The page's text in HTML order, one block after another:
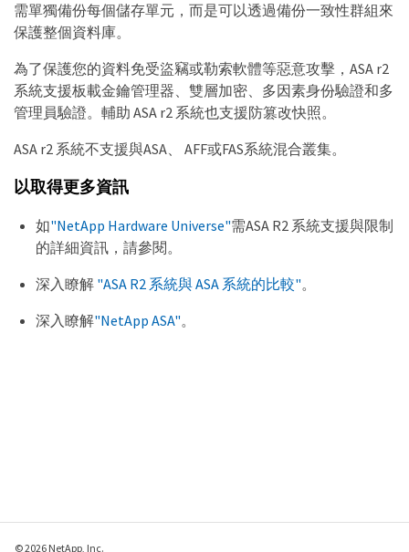
需單獨備份每個儲存單元，而是可以透過備份一致性群組來
保護整個資料庫。
為了保護您的資料免受盜竊或勒索軟體等惡意攻擊，ASA r2
系統支援板載金鑰管理器、雙層加密、多因素身份驗證和多
管理員驗證。輔助 ASA r2 系統也支援防篡改快照。
ASA r2 系統不支援與ASA、 AFF或FAS系統混合叢集。
以取得更多資訊
如"NetApp Hardware Universe"需ASA R2 系統支援與限制
的詳細資訊，請參閱。
深入瞭解 "ASA R2 系統與 ASA 系統的比較"。
深入瞭解"NetApp ASA"。
© 2026 NetApp, Inc.